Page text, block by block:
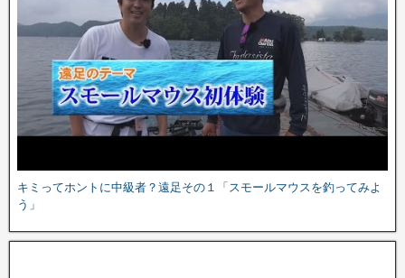
キミってホントに中級者？遠足その１「スモールマウスを釣ってみよ
う」